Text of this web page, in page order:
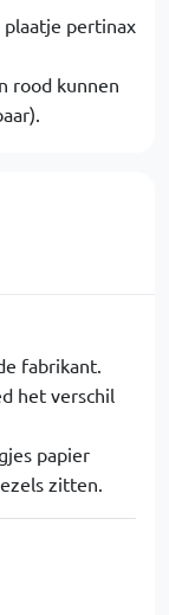
pertinax
rood kunnen
fabrikant.
het verschil
papier
zitten.